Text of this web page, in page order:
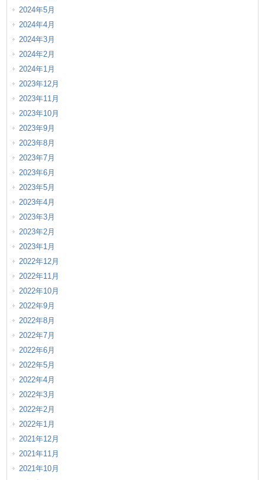
2024年5月
2024年4月
2024年3月
2024年2月
2024年1月
2023年12月
2023年11月
2023年10月
2023年9月
2023年8月
2023年7月
2023年6月
2023年5月
2023年4月
2023年3月
2023年2月
2023年1月
2022年12月
2022年11月
2022年10月
2022年9月
2022年8月
2022年7月
2022年6月
2022年5月
2022年4月
2022年3月
2022年2月
2022年1月
2021年12月
2021年11月
2021年10月